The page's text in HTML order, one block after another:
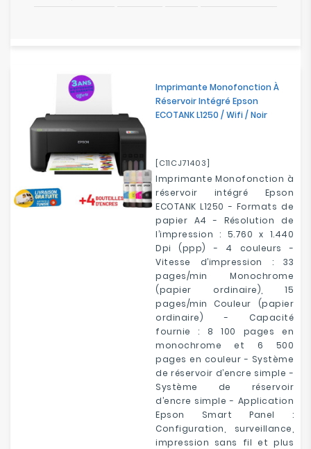
Imprimante Monofonction À
Réservoir Intégré Epson
ECOTANK L1250 / Wifi / Noir
[C11CJ71403]
Imprimante Monofonction à
réservoir intégré Epson
ECOTANK L1250 - Formats de
papier A4 - Résolution de
l’impression : 5.760 x 1.440
Dpi (ppp) - 4 couleurs -
Vitesse d’impression : 33
pages/min Monochrome
(papier ordinaire), 15
pages/min Couleur (papier
ordinaire) - Capacité
fournie : 8 100 pages en
monochrome et 6 500
pages en couleur - Système
de réservoir d’encre simple -
Système de réservoir
d’encre simple - Application
Epson Smart Panel :
Configuration, surveillance,
impression sans fil et plus